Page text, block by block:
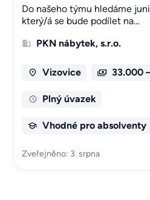
Do našeho týmu hledáme
který/á se bude podílet na…
PKN nábytek, s.r.o.
Vizovice 33.000
Plný úvazek
Vhodné pro absolventy
Zveřejněno: 3. srpna